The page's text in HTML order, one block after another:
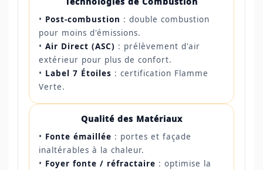
• Post-combustion : double combustion
pour moins d'émissions.
• Air Direct (ASC) : prélèvement d'air
extérieur pour plus de confort.
• Label 7 Étoiles : certification Flamme
Verte.
Qualité des Matériaux
• Fonte émaillée : portes et façade
inaltérables à la chaleur.
• Foyer fonte / réfractaire : optimise la